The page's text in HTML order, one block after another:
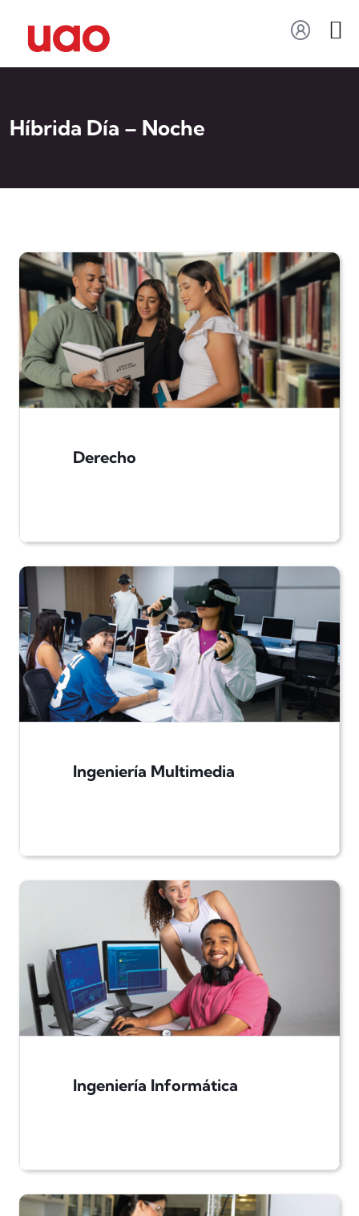
Híbrida Día – Noche
Derecho
Ingeniería Multimedia
Ingeniería Informática